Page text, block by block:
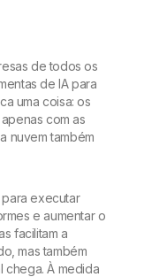
de todos os
de IA para
uma coisa: os
com as
nuvem também
executar
e aumentar o
facilitam a
mas também
chega. À medida